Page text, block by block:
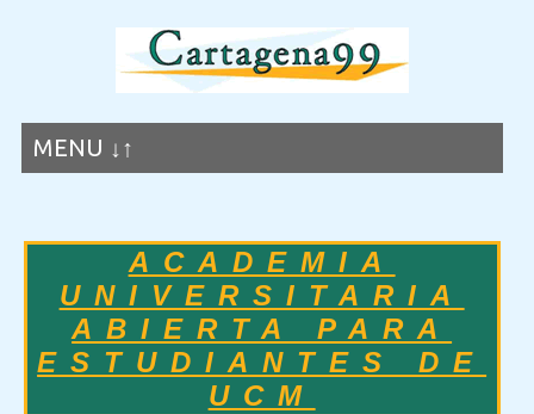
MENU ↓↑
ACADEMIA
UNIVERSITARIA
ABIERTA PARA
ESTUDIANTES DE
UCM